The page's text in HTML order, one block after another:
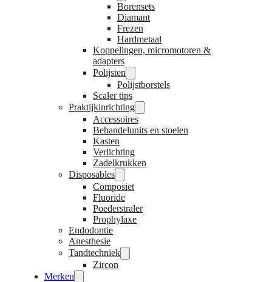
Borensets
Diamant
Frezen
Hardmetaal
Koppelingen, micromotoren &
adapters
Polijsten
Polijstborstels
Scaler tips
Praktijkinrichting
Accessoires
Behandelunits en stoelen
Kasten
Verlichting
Zadelkrukken
Disposables
Composiet
Fluoride
Poederstraler
Prophylaxe
Endodontie
Anesthesie
Tandtechniek
Zircon
Merken